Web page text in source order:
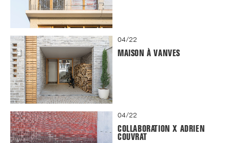
04/22
MAISON À VANVES
04/22
COLLABORATION X ADRIEN
COUVRAT